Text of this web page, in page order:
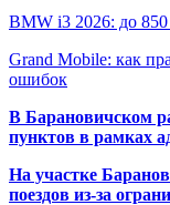
BMW i3 2026: до 850
Grand Mobile: как
ошибок
В Барановичском
пунктов в рамках
На участке
поездов из-за